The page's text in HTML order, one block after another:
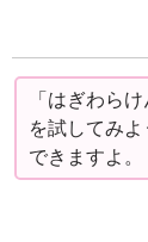
「はぎわら
を試してみ
できますよ。